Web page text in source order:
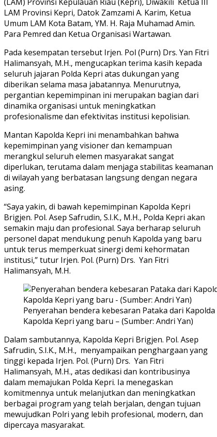
LAM Provinsi Kepri, Datok Zamzami A. Karim, Ketua
Umum LAM Kota Batam, YM. H. Raja Muhamad Amin.
Para Pemred dan Ketua Organisasi Wartawan.
Pada kesempatan tersebut Irjen. Pol (Purn) Drs. Yan Fitri
Halimansyah, M.H., mengucapkan terima kasih kepada
seluruh jajaran Polda Kepri atas dukungan yang
diberikan selama masa jabatannya. Menurutnya,
pergantian kepemimpinan ini merupakan bagian dari
dinamika organisasi untuk meningkatkan
profesionalisme dan efektivitas institusi kepolisian.
Mantan Kapolda Kepri ini menambahkan bahwa
kepemimpinan yang visioner dan kemampuan
merangkul seluruh elemen masyarakat sangat
diperlukan, terutama dalam menjaga stabilitas keamanan
di wilayah yang berbatasan langsung dengan negara
asing.
“Saya yakin, di bawah kepemimpinan Kapolda Kepri
Brigjen. Pol. Asep Safrudin, S.I.K., M.H., Polda Kepri akan
semakin maju dan profesional. Saya berharap seluruh
personel dapat mendukung penuh Kapolda yang baru
untuk terus memperkuat sinergi demi kehormatan
institusi,” tutur Irjen. Pol. (Purn) Drs. Yan Fitri
Halimansyah, M.H.
Penyerahan bendera kebesaran Pataka dari
Kapolda Kepri yang baru – (Sumber: Andri Yan)
Dalam sambutannya, Kapolda Kepri Brigjen. Pol. Asep
Safrudin, S.I.K., M.H., menyampaikan penghargaan yang
tinggi kepada Irjen. Pol. (Purn) Drs. Yan Fitri
Halimansyah, M.H., atas dedikasi dan kontribusinya
dalam memajukan Polda Kepri. Ia menegaskan
komitmennya untuk melanjutkan dan meningkatkan
berbagai program yang telah berjalan, dengan tujuan
mewujudkan Polri yang lebih profesional, modern, dan
dipercaya masyarakat.